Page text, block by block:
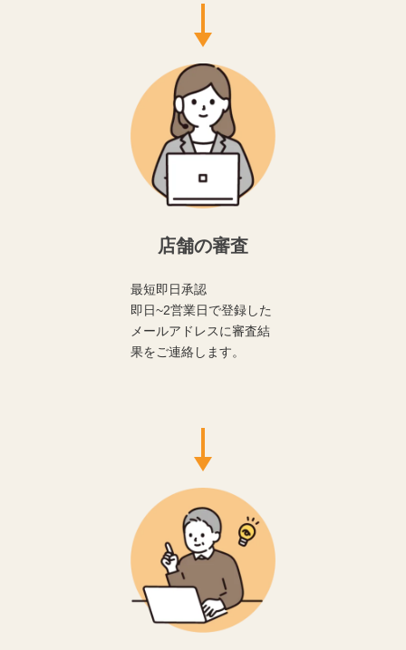
店舗の審査
最短即日承認
即日~2営業日で登録した
メールアドレスに審査結
果をご連絡します。